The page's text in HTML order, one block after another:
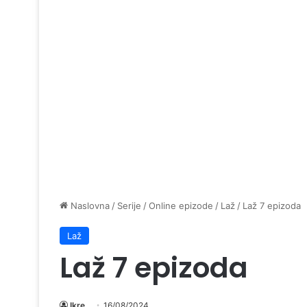
Naslovna / Serije /Online epizode / Laž / Laž 7 epizoda
Laž
Laž 7 epizoda